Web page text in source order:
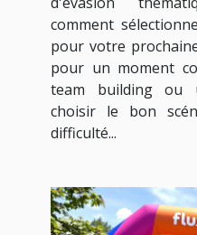
comment
pour votre
pour un moment
team building ou
choisir le bon
difficulté...